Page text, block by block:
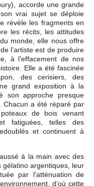
accorde une grande
vrai sujet se déploie
révèle les fragments en
les récits, les attitudes
monde, elle nous offre
l’artiste est de produire
à l’effacement de nos
Elle a été fascinée
des cerisiers, des
grand exposition à la
son approche presque
Chacun a été réparé par
de bois venant
fatiguées, telles des
et continuent à
à la main avec des
argentiques, leur
par l’atténuation de
d’où cette